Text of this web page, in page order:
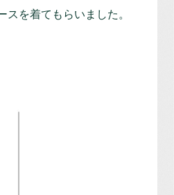
スを着てもらいました。